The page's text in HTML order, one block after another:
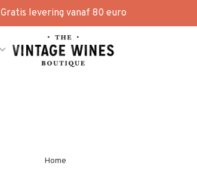
Gratis levering vanaf 80 euro
Home